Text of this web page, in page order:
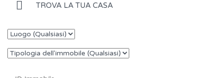
TROVA LA TUA CASA